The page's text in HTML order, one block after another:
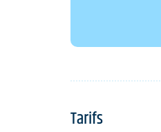
Tarifs